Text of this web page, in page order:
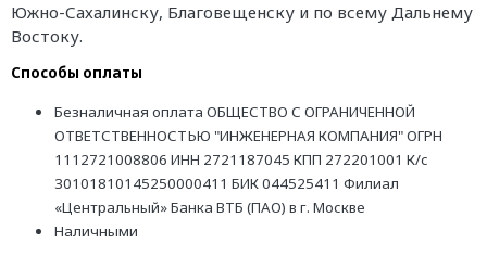
Южно-Сахалинску, Благовещенску и по всему Дальнему
Востоку.
Способы оплаты
Безналичная оплата ОБЩЕСТВО С ОГРАНИЧЕННОЙ
ОТВЕТСТВЕННОСТЬЮ "ИНЖЕНЕРНАЯ КОМПАНИЯ" ОГРН
1112721008806 ИНН 2721187045 КПП 272201001 К/с
30101810145250000411 БИК 044525411 Филиал
«Центральный» Банка ВТБ (ПАО) в г. Москве
Наличными